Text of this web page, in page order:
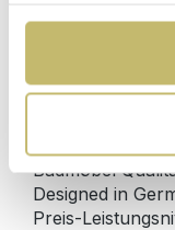
gesammelt haben.
Badmöbel
Designed in
Preis-